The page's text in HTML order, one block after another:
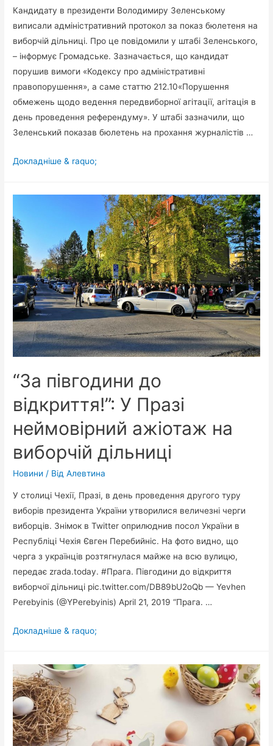
Кандидату в президенти Володимиру Зеленському
виписали адміністративний протокол за показ бюлетеня на
виборчій дільниці. Про це повідомили у штабі Зеленського,
– інформує Громадське. Зазначається, що кандидат
порушив вимоги «Кодексу про адміністративні
правопорушення», а саме статтю 212.10«Порушення
обмежень щодо ведення передвиборної агітації, агітація в
день проведення референдуму». У штабі зазначили, що
Зеленський показав бюлетень на прохання журналістів …
Зеленському
показ
бюлетеня
Докладніше & raquo;
“За півгодини до
відкриття!”: У Празі
неймовірний ажіотаж на
виборчій дільниці
Новини / ВідАлевтина
У столиці Чехії, Празі, в день проведення другого туру
виборів президента України утворилися величезні черги
виборців. Знімок в Twitter оприлюднив посол України в
Республіці Чехія Євген Перебийніс. На фото видно, що
черга з українців розтягнулася майже на всю вулицю,
передає zrada.today. #Прага. Півгодини до відкриття
виборчої дільниці pic.twitter.com/DB89bU2oQb — Yevhen
Perebyinis (@YPerebyinis) April 21, 2019 “Прага. …
“За
відкриття!”:
У
Празі
неймовірний
ажіотаж
Докладніше & raquo;